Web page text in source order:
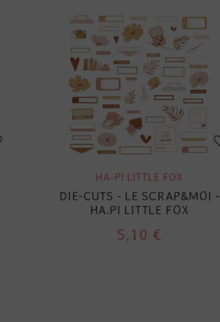
HA-PI LITTLE FOX
DIE-CUTS - LE SCRAP&MOI -
HA.PI LITTLE FOX
5,10 €